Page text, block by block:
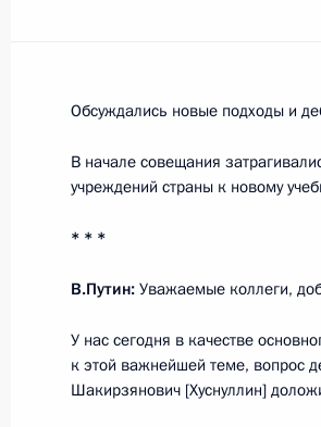
14 сентября
Встреча с
14 сентября 2020
11 сентября
Совещание с
11 сентября 2020
Обсуждались новые подходы и
В начале совещания
учреждений страны к новому
* * *
В.Путин: Уважаемые коллеги,
У нас сегодня в качестве
к этой важнейшей теме, вопрос
Шакирзянович [Хуснуллин]